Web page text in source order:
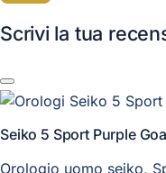
Scrivi la tua
Seiko 5 Sport Purple Goa
Orologio uomo seiko,